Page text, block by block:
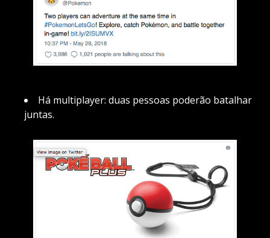
Há multiplayer: duas pessoas poderão batalhar
juntas.